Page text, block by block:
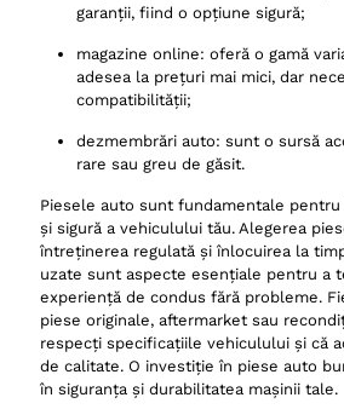
garanții, fiind o opțiune sigură;
magazine online: oferă o gamă
adesea la prețuri mai mici, dar
compatibilității;
dezmembrări auto: sunt o sursă
rare sau greu de găsit.
Piesele auto sunt fundamentale
și sigură a vehiculului tău. Alegerea
întreținerea regulată și înlocuirea la
uzate sunt aspecte esențiale pentru a
experiență de condus fără probleme.
piese originale, aftermarket sau
respecți specificațiile vehiculului și că
de calitate. O investiție în piese auto
în siguranța și durabilitatea mașinii tale.